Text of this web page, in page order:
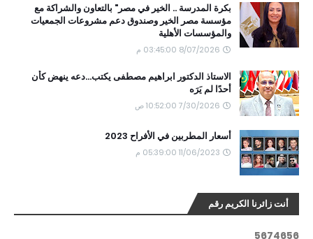
بكرة المدرسة .. الخير في مصر" بالتعاون والشراكة مع
مؤسسة مصر الخير وصندوق دعم مشروعات الجمعيات
والمؤسسات الأهلية
8/07/2026 03:45:00 م
الاستاذ الدكتور ابراهيم مصطفى يكتب...دعه ينهض كأن
أحدًا لم يَرَه
7/30/2026 10:52:00 ص
أسعار المطربين في الأفراح 2023
11/06/2023 05:39:00 م
أنت زائرنا الكريم رقم
5674656